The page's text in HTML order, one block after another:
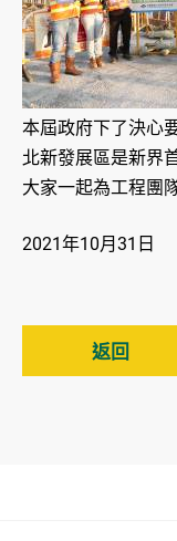
本屆政府下了決心
北新發展區是新界
大家一起為工程團
2021年10月31日
返回